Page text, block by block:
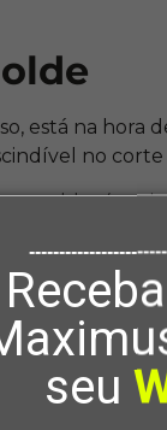
seu
está na hora
no corte
moldes (ou
de fato,
certo,
o
para o
uma caneta